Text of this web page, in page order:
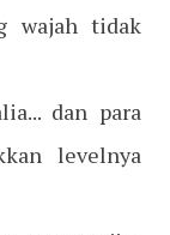
wajah tidak
dan para
levelnya